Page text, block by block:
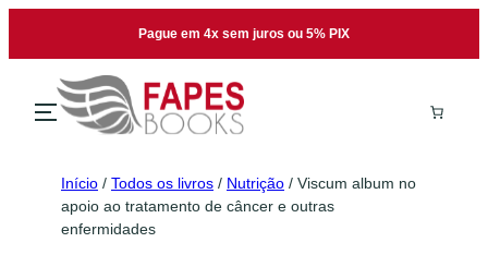
Pague em 4x sem juros ou 5% PIX
Início / Todos os livros / Nutrição / Viscum album no
apoio ao tratamento de câncer e outras
enfermidades